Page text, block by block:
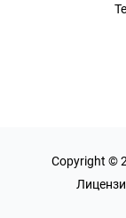
Copyright ©